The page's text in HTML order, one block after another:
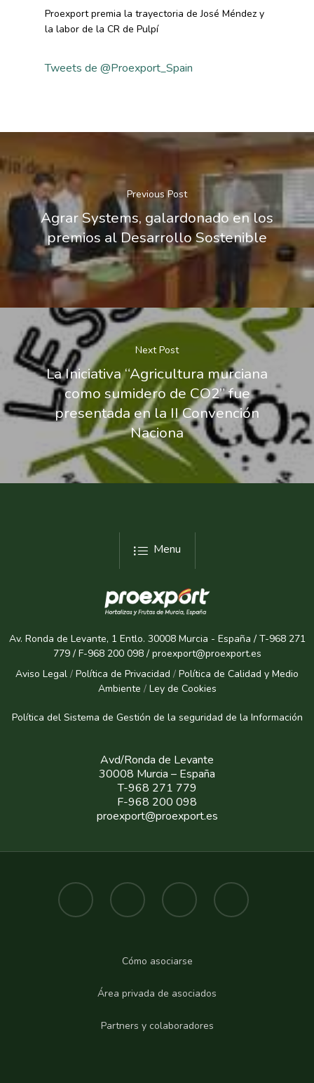
Proexport premia la trayectoria de José Méndez y
la labor de la CR de Pulpí
Tweets de @Proexport_Spain
Previous Post
Agrar Systems, galardonado en los
premios al Desarrollo Sostenible
Next Post
La Iniciativa “Agricultura murciana
como sumidero de CO2” fue
presentada en la II Convención
Naciona
Menu
Av. Ronda de Levante, 1 Entlo. 30008 Murcia - España / T-968 271
779 / F-968 200 098 / proexport@proexport.es
Aviso Legal / Política de Privacidad / Política de Calidad y Medio
Ambiente / Ley de Cookies
Política del Sistema de Gestión de la seguridad de la Información
Avd/Ronda de Levante
30008 Murcia – España
T-968 271 779
F-968 200 098
proexport@proexport.es
Cómo asociarse
Área privada de asociados
Partners y colaboradores
Sostenibilidad
Frutas Y Hortalizas
Sostenible